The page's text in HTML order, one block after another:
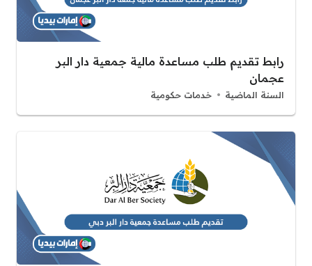
رابط تقديم طلب مساعدة مالية جمعية دار البر
عجمان
السنة الماضية خدمات حكومية